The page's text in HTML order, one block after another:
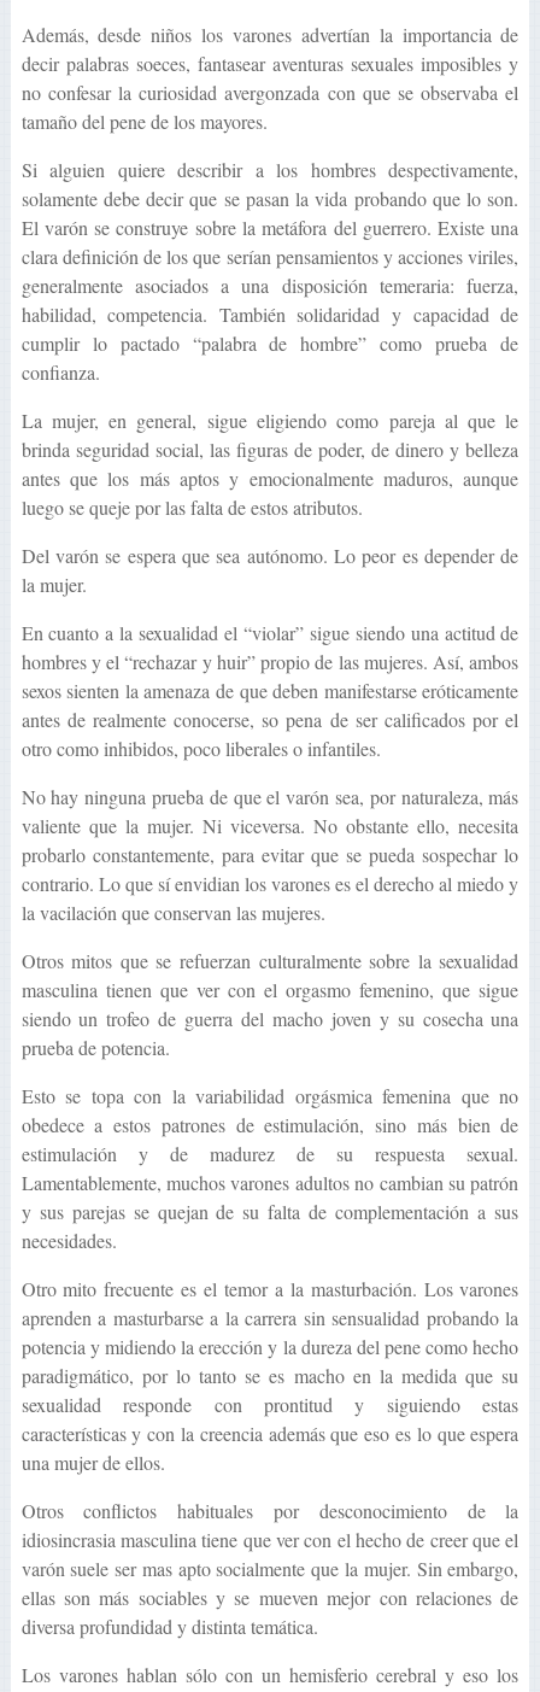
Además, desde niños los varones advertían la importancia de
decir palabras soeces, fantasear aventuras sexuales imposibles y
no confesar la curiosidad avergonzada con que se observaba el
tamaño del pene de los mayores.
Si alguien quiere describir a los hombres despectivamente,
solamente debe decir que se pasan la vida probando que lo son.
El varón se construye sobre la metáfora del guerrero. Existe una
clara definición de los que serían pensamientos y acciones viriles,
generalmente asociados a una disposición temeraria: fuerza,
habilidad, competencia. También solidaridad y capacidad de
cumplir lo pactado “palabra de hombre” como prueba de
confianza.
La mujer, en general, sigue eligiendo como pareja al que le
brinda seguridad social, las figuras de poder, de dinero y belleza
antes que los más aptos y emocionalmente maduros, aunque
luego se queje por las falta de estos atributos.
Del varón se espera que sea autónomo. Lo peor es depender de
la mujer.
En cuanto a la sexualidad el “violar” sigue siendo una actitud de
hombres y el “rechazar y huir” propio de las mujeres. Así, ambos
sexos sienten la amenaza de que deben manifestarse eróticamente
antes de realmente conocerse, so pena de ser calificados por el
otro como inhibidos, poco liberales o infantiles.
No hay ninguna prueba de que el varón sea, por naturaleza, más
valiente que la mujer. Ni viceversa. No obstante ello, necesita
probarlo constantemente, para evitar que se pueda sospechar lo
contrario. Lo que sí envidian los varones es el derecho al miedo y
la vacilación que conservan las mujeres.
Otros mitos que se refuerzan culturalmente sobre la sexualidad
masculina tienen que ver con el orgasmo femenino, que sigue
siendo un trofeo de guerra del macho joven y su cosecha una
prueba de potencia.
Esto se topa con la variabilidad orgásmica femenina que no
obedece a estos patrones de estimulación, sino más bien de
estimulación y de madurez de su respuesta sexual.
Lamentablemente, muchos varones adultos no cambian su patrón
y sus parejas se quejan de su falta de complementación a sus
necesidades.
Otro mito frecuente es el temor a la masturbación. Los varones
aprenden a masturbarse a la carrera sin sensualidad probando la
potencia y midiendo la erección y la dureza del pene como hecho
paradigmático, por lo tanto se es macho en la medida que su
sexualidad responde con prontitud y siguiendo estas
características y con la creencia además que eso es lo que espera
una mujer de ellos.
Otros conflictos habituales por desconocimiento de la
idiosincrasia masculina tiene que ver con el hecho de creer que el
varón suele ser mas apto socialmente que la mujer. Sin embargo,
ellas son más sociables y se mueven mejor con relaciones de
diversa profundidad y distinta temática.
Los varones hablan sólo con un hemisferio cerebral y eso los